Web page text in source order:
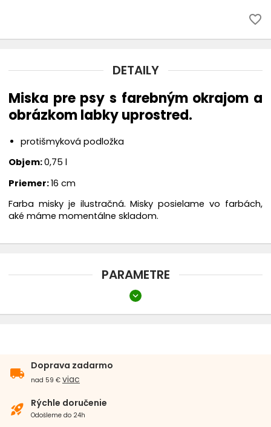
Dvierka
Elektronické a GPS obojky
Náhubky
Oblečenie chevron_right
favorite_border
DETAILY
Miska pre psy s farebným okrajom a
obrázkom labky uprostred.
protišmyková podložka
Objem:0,75 l
Priemer:16 cm
Farba misky je ilustračná. Misky posielame vo farbách,
aké máme momentálne skladom.
PARAMETRE
500 - 750 ml
Veľkosť psa
expand_more
local_shipping
Doprava zadarmo
nad 59 € viac
rocket_launch Rýchle doručenie
Odošleme do 24h